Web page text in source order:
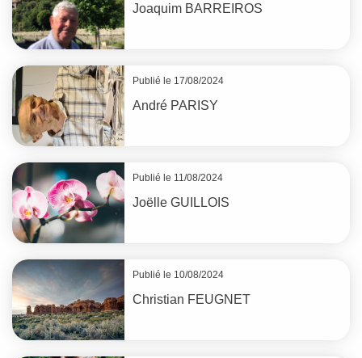
Joaquim BARREIROS
Publié le 17/08/2024
André PARISY
Publié le 11/08/2024
Joëlle GUILLOIS
Publié le 10/08/2024
Christian FEUGNET